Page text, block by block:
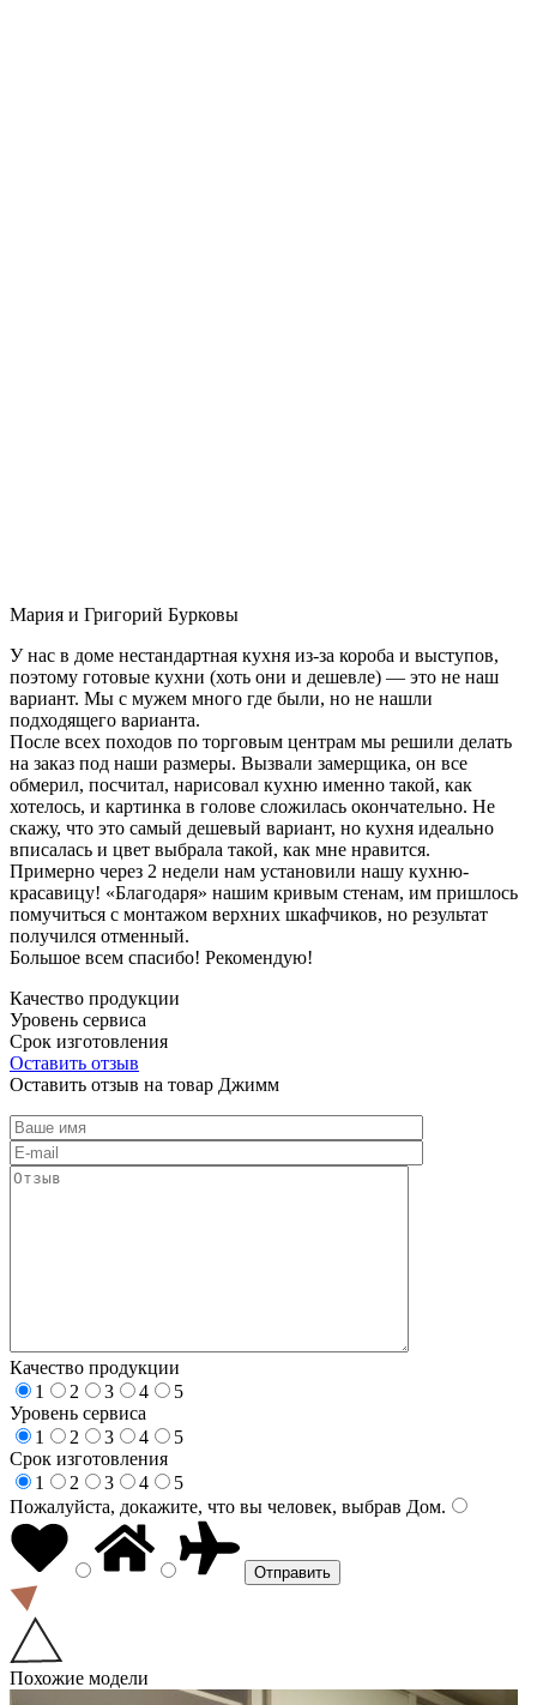
Мария и Григорий Бурковы
У нас в доме нестандартная кухня из-за короба и выступов,
поэтому готовые кухни (хоть они и дешевле) — это не наш
вариант. Мы с мужем много где были, но не нашли
подходящего варианта.
После всех походов по торговым центрам мы решили делать
на заказ под наши размеры. Вызвали замерщика, он все
обмерил, посчитал, нарисовал кухню именно такой, как
хотелось, и картинка в голове сложилась окончательно. Не
скажу, что это самый дешевый вариант, но кухня идеально
вписалась и цвет выбрала такой, как мне нравится.
Примерно через 2 недели нам установили нашу кухню-
красавицу! «Благодаря» нашим кривым стенам, им пришлось
помучиться с монтажом верхних шкафчиков, но результат
получился отменный.
Большое всем спасибо! Рекомендую!
Качество продукции
Уровень сервиса
Срок изготовления
Оставить отзыв
Оставить отзыв на товар Джимм
Качество продукции
1
2 3 4
5
Уровень сервиса
1
2 3 4
5
Срок изготовления
1
2 3 4
5
Пожалуйста, докажите, что вы человек, выбрав Дом.
Похожие модели